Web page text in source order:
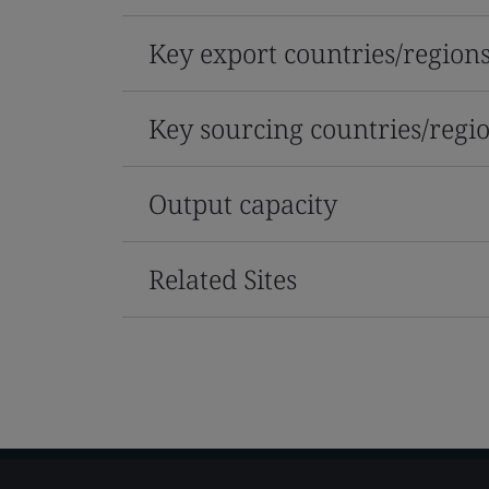
Key export countries/regions
Key sourcing countries/
Output capacity
Related Sites